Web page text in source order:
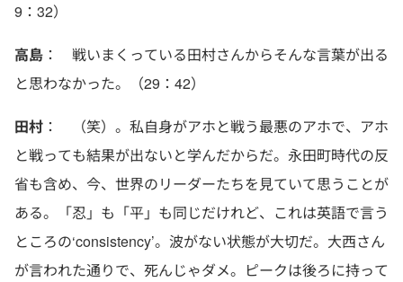
9：32）
高島 ： 戦いまくっている田村さんからそんな言葉が出る
と思わなかった。（29：42）
田村 ： （笑）。私自身がアホと戦う最悪のアホで、アホ
と戦っても結果が出ないと学んだからだ。永田町時代の反
省も含め、今、世界のリーダーたちを見ていて思うことが
ある。「忍」も「平」も同じだけれど、これは英語で言う
ところの‘consistency’。波がない状態が大切だ。大西さん
が言われた通りで、死んじゃダメ。ピークは後ろに持って